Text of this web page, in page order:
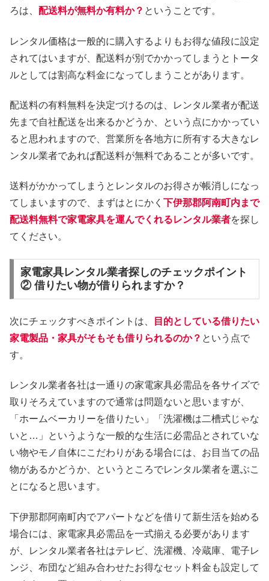
ろは、 配送料が無料か有料か？ ということです。
レンタル価格は一般的に購入するよりもお得な値段に設定
されてはいますが、配送料が別でかかってしまうとトータ
ルとしては割高な料金になってしまうことがあります。
配送料の有料無料を決定づけるのは、レンタル業者が配送
先まで自社配送を出来るかどうか、という点にかかってい
ると思われますので、営業所を各地方に所有する大きなレ
ンタル業者であれば配送料が無料であることが多いです。
送料がかかってしまうとレンタルのお得さが帳消しになっ
てしまいますので、まずはとにかく 下伊那郡阿南町内まで
配送料無料で家電家具を運んでくれるレンタル業者を探し
てください。
家電家具レンタル業者探しのチェックポイント
② 借りたい物が借りられますか？
次にチェックすべきポイントは、
目的としている借りたい
家電製品・家具がそもそも借りられるのか？ という点で
す。
レンタル業者各社は一通りの家電家具必需品を各サイズで
取りそろえていますので通常は問題ないと思いますが、
「ホームベーカリーを借りたい」「洗濯機は二槽式じゃな
いと…」というような一般的な生活に必需品とされていな
い物やモノ自体にこだわりがある場合には、お目当ての品
物があるかどうか、というところでレンタル業者を選ぶこ
とになると思います。
下伊那郡阿南町内でアパートなどを借りて新生活を始める
場合には、家電家具必需品を一式揃える必要があります
が、レンタル業者各社はテレビ、洗濯機、冷蔵庫、電子レ
ンジ、布団など組み合わせたお得なセット料金も設定して